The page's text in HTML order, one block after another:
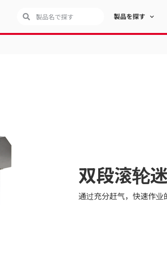
製品を探す
双段滚轮
通过充分赶气，快速作业